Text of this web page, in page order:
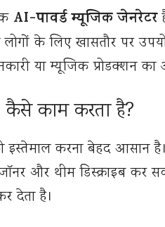
AI-पावर्ड म्यूजिक जेनरेटर
के लिए खासतौर पर
या म्यूजिक प्रोडक्शन का
काम करता है?
करना बेहद आसान है।
और थीम डिस्क्राइब
देता है।